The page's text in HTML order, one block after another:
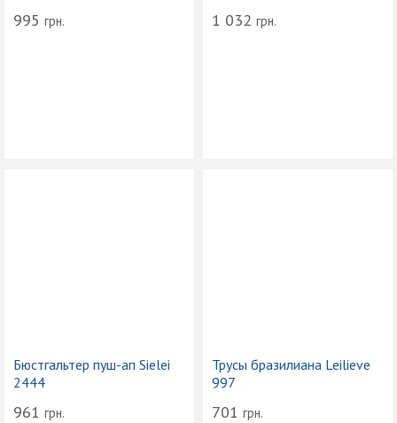
995 грн. 1 032 грн.
Бюстгальтер пуш-ап Sielei
2444
961 грн.
Трусы бразилиана Leilieve
997
701 грн.